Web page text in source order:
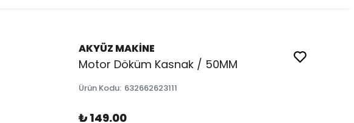
AKYÜZ MAKİNE
Motor Döküm Kasnak / 50MM
Ürün Kodu: 632662623111
₺ 149.00